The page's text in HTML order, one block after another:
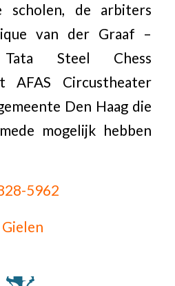
scholen, de arbiters
van der Graaf –
Steel Chess
AFAS Circustheater
Den Haag die
mogelijk hebben